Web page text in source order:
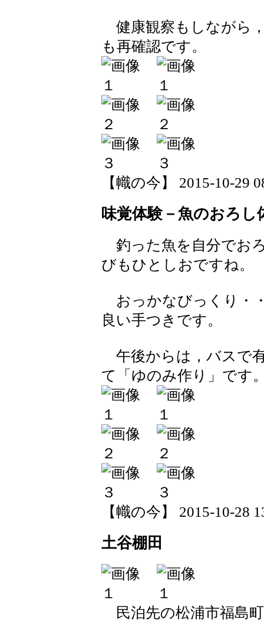
健康観察もしながら
も再確認です。
【幟の今】 2015-10-29
味覚体験－魚のおろし
釣った魚を自分でお
びもひとしおですね。
おっかなびっくり・
良い手つきです。
午後からは，バスで
て「ゆのみ作り」です
【幟の今】 2015-10-28
土谷棚田
民泊先の松浦市福島